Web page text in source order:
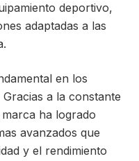
deportivo,
adaptadas a las
en los
a la constante
ha logrado
avanzados que
y el rendimiento